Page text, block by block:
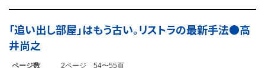
「追い出し部屋」はもう古い。リストラの最新手法●高
井尚之
ページ数
2ページ 54〜55頁